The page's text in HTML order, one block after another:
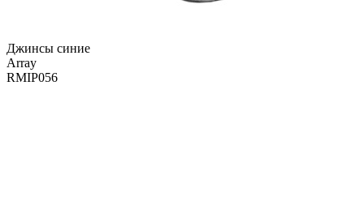
Джинсы синие
Array
RMIP056